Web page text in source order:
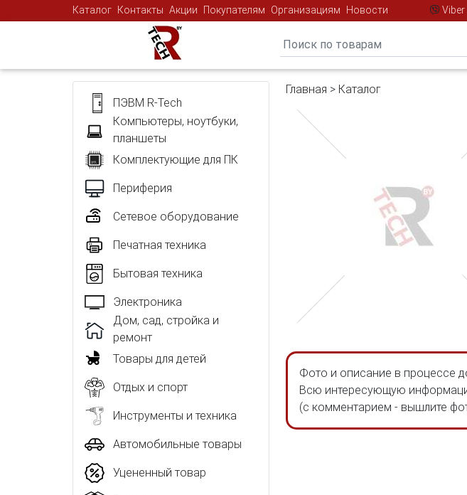
Каталог Контакты Акции Покупателям Организациям Новости Viber
ПЭВМ R-Tech
Компьютеры, ноутбуки,
планшеты
Комплектующие для ПК
Периферия
Сетевое оборудование
Печатная техника
Бытовая техника
Электроника
Дом, сад, стройка и
ремонт
Товары для детей
Отдых и спорт
Инструменты и техника
Автомобильные товары
Уцененный товар
Главная > Каталог
Фото и описание в процессе
Всю интересующую
(с комментарием - вышлите